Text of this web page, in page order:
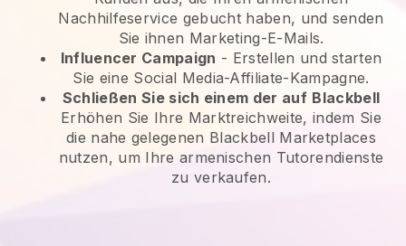
Nachhilfeservice gebucht haben, und senden
Sie ihnen Marketing-E-Mails.
Influencer Campaign - Erstellen und starten
Sie eine Social Media-Affiliate-Kampagne.
Schließen Sie sich einem der auf Blackbell
Erhöhen Sie Ihre Marktreichweite, indem Sie
die nahe gelegenen Blackbell Marketplaces
nutzen, um Ihre armenischen Tutorendienste
zu verkaufen.